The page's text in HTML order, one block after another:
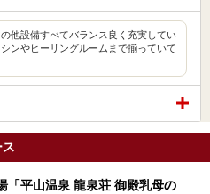
他設備すべてバランス良く充実してい
ンやヒーリングルームまで揃っていて
「平山温泉 龍泉荘 御殿乳母の